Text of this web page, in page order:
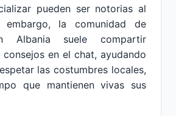
pueden ser notorias al
embargo, la comunidad de
Albania suele compartir
en el chat, ayudando
las costumbres locales,
que mantienen vivas sus